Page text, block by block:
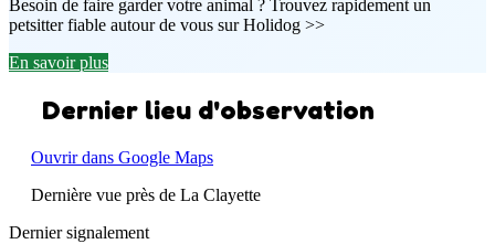
Besoin de faire garder votre animal ? Trouvez rapidement un
petsitter fiable autour de vous sur Holidog >>
En savoir plus
Dernier lieu d'observation
Ouvrir dans Google Maps
Dernière vue près de La Clayette
Dernier signalement